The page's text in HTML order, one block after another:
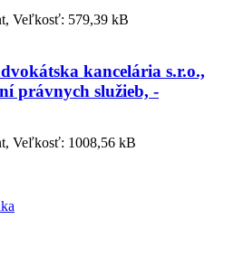
Veľkosť: 579,39 kB
kancelária s.r.o.,
právnych služieb, -
Veľkosť: 1008,56 kB